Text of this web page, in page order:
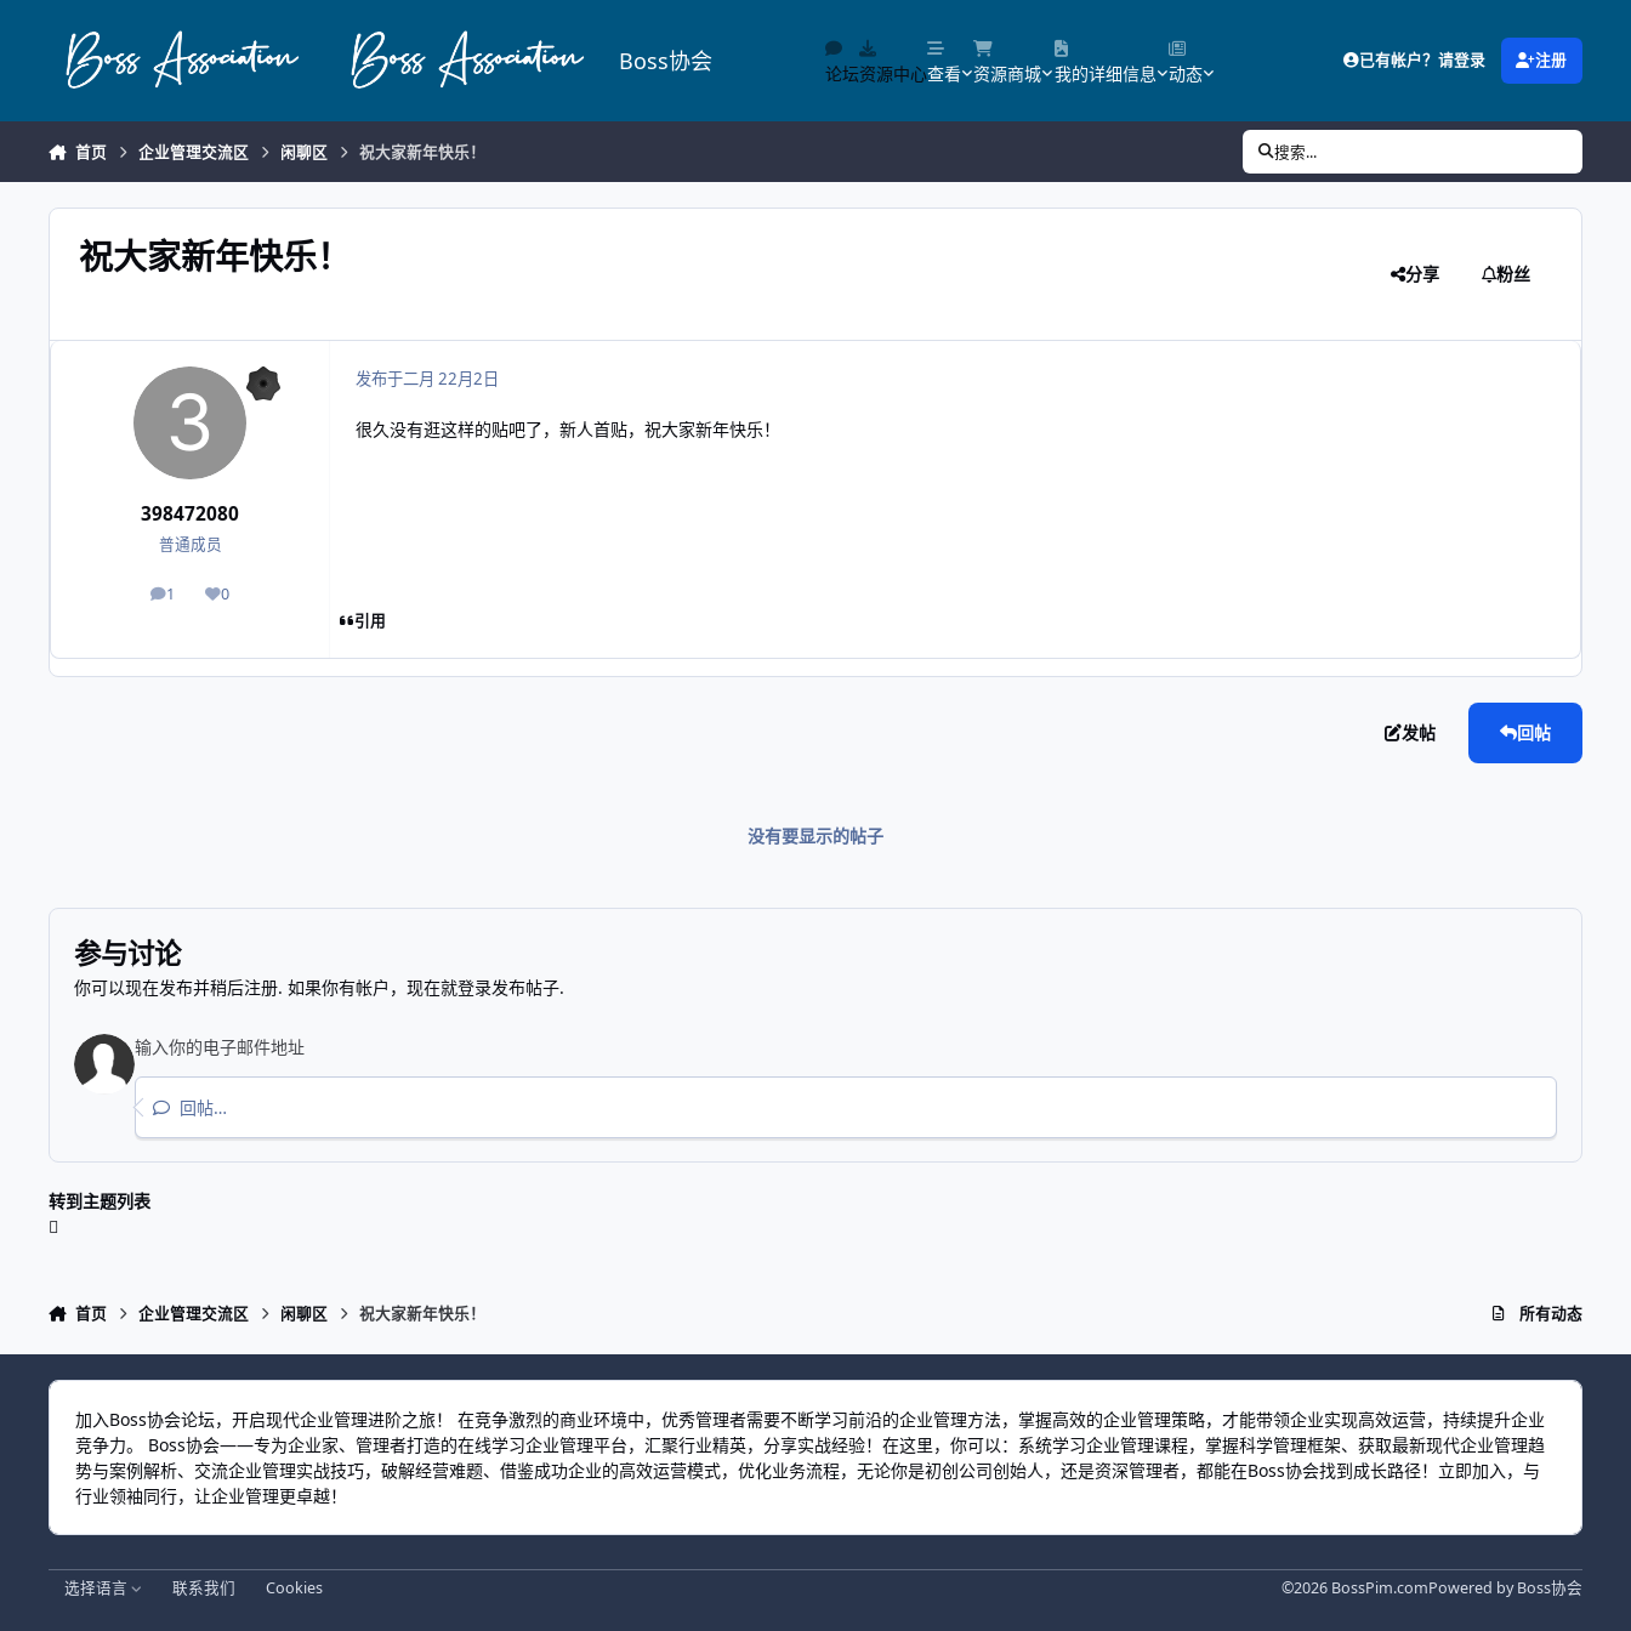
Boss协会 论坛资源中心查看 资源商城 我的详细信息 动态
已有帐户？请登录 注册
首页 企业管理交流区 闲聊区 祝大家新年快乐！ 搜索...
祝大家新年快乐！ 分享 粉丝
398472080
普通成员
1
帖子 0
声誉
发布于二月 22月2日
很久没有逛这样的贴吧了，新人首贴，祝大家新年快乐！
引用
发帖 回帖
没有要显示的帖子
参与讨论
你可以现在发布并稍后注册. 如果你有帐户， 现在就登录发布帖子.
回帖…
转到主题列表
首页 企业管理交流区 闲聊区 祝大家新年快乐！ 所有动态
加入Boss协会论坛，开启现代企业管理进阶之旅！ 在竞争激烈的商业环境中，优秀管理者需要不断学习前沿的企业管理方法，掌握高效的企业管理策略，才能带领企业实现高效运营，持续提升企业
竞争力。 Boss协会——专为企业家、管理者打造的在线学习企业管理平台，汇聚行业精英，分享实战经验！在这里，你可以：系统学习企业管理课程，掌握科学管理框架、获取最新现代企业管理趋
势与案例解析、交流企业管理实战技巧，破解经营难题、借鉴成功企业的高效运营模式，优化业务流程，无论你是初创公司创始人，还是资深管理者，都能在Boss协会找到成长路径！立即加入，与
行业领袖同行，让企业管理更卓越！
选择语言 联系我们 Cookies ©2026 BossPim.comPowered byBoss协会